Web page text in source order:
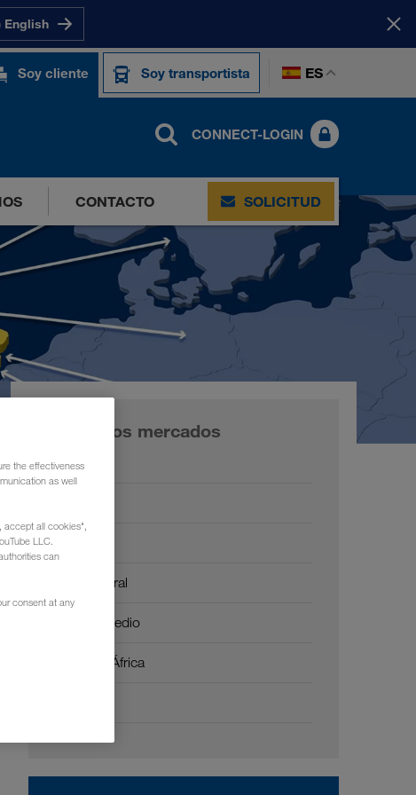
English
Soy cliente Soy transportista ES
CONNECT-LOGIN
CONTACTO SOLICITUD
Nuestros mercados
Europa
Asia Central
Oriente Medio
Norte de África
the effectiveness
as well
accept all cookies",
LLC.
can
consent at any